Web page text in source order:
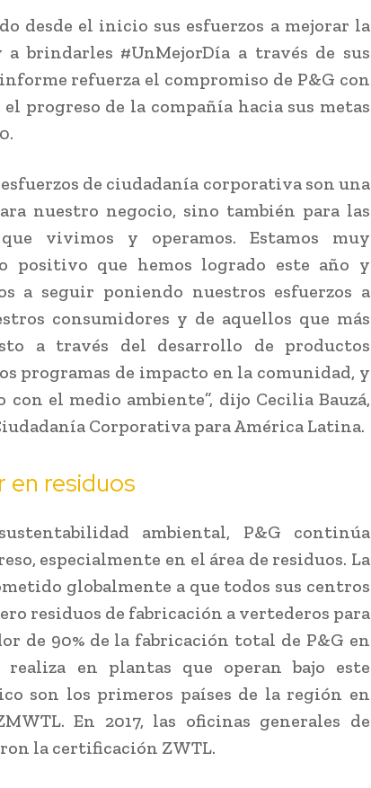
desde el inicio sus esfuerzos a mejorar la
brindarles #UnMejorDía a través de sus
refuerza el compromiso de P&G con
progreso de la compañía hacia sus metas
de ciudadanía corporativa son una
nuestro negocio, sino también para las
vivimos y operamos. Estamos muy
positivo que hemos logrado este año y
a seguir poniendo nuestros esfuerzos a
consumidores y de aquellos que más
a través del desarrollo de productos
programas de impacto en la comunidad, y
el medio ambiente”, dijo Cecilia Bauzá,
Corporativa para América Latina.
en residuos
ambiental, P&G continúa
especialmente en el área de residuos. La
globalmente a que todos sus centros
residuos de fabricación a vertederos para
de 90% de la fabricación total de P&G en
en plantas que operan bajo este
son los primeros países de la región en
En 2017, las oficinas generales de
la certificación ZWTL.